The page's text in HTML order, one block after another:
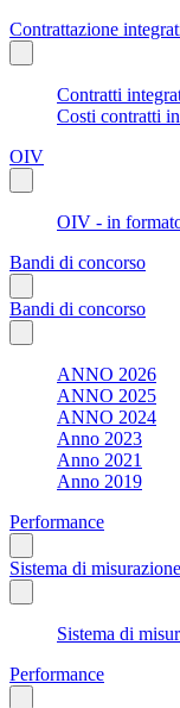
Contrattazione
Contratti
Costi contratti
OIV
OIV - in
Bandi di concorso
Bandi di concorso
ANNO 2026
ANNO 2025
ANNO 2024
Anno 2023
Anno 2021
Anno 2019
Performance
Sistema di
Sistema di
Performance